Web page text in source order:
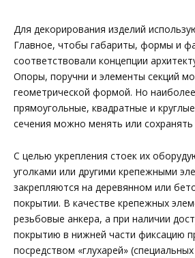
Для декорирования изделий
Главное, чтобы габариты, формы и
соответствовали концепции
Опоры, поручни и элементы секций
геометрической формой. Но
прямоугольные, квадратные и
сечения можно менять или
С целью укрепления стоек их
уголками или другими крепежными
закрепляются на деревянном или
покрытии. В качестве крепежных
резьбовые анкера, а при наличии
покрытию в нижней части фиксацию
посредством «глухарей»